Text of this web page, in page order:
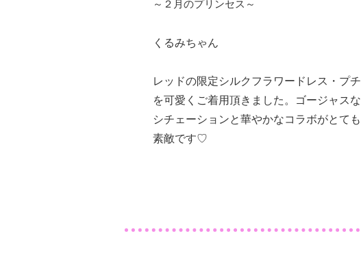
～２月のプリンセス～
くるみちゃん
​レッドの限定シルクフラワードレス・プチ
を可愛くご着用頂きました。ゴージャスな
シチェーションと華やかなコラボがとても
素敵です♡